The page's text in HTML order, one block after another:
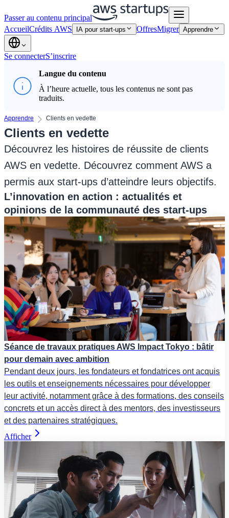
Passer au contenu principal
AccueilCrédits AWS IA pour start-ups OffresMigrer Apprendre
Se connecterS’inscrire
Langue du contenu
À l’heure actuelle, tous les contenus ne sont pas
traduits.
Apprendre Clients en vedette
Clients en vedette
Découvrez les histoires de réussite de clients
AWS en vedette. Découvrez comment AWS a
permis aux start-ups d’atteindre leurs objectifs.
L’innovation en action : actualités et
opinions de la communauté des start-ups
Séance de travaux pratiques AWS Impact Tokyo : bâtir
pour demain avec ambition
Pendant deux jours, les fondateurs et fondatrices ont acquis
les outils et enseignements nécessaires pour développer
leur activité, notamment grâce à des formations, des conseils
concrets et un accès direct à des mentors, des investisseurs
et des partenaires stratégiques.
Afficher